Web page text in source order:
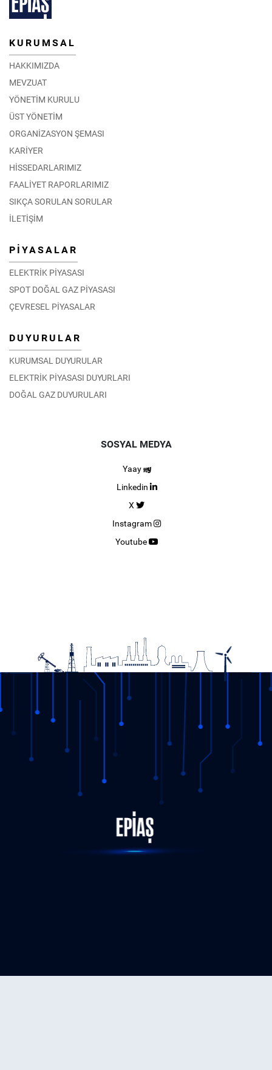
KURUMSAL
HAKKIMIZDA
MEVZUAT
YÖNETİM KURULU
ÜST YÖNETİM
ORGANİZASYON ŞEMASI
KARİYER
HİSSEDARLARIMIZ
FAALİYET RAPORLARIMIZ
SIKÇA SORULAN SORULAR
İLETİŞİM
PİYASALAR
ELEKTRİK PİYASASI
SPOT DOĞAL GAZ PİYASASI
ÇEVRESEL PİYASALAR
DUYURULAR
KURUMSAL DUYURULAR
ELEKTRİK PİYASASI DUYURLARI
DOĞAL GAZ DUYURULARI
SOSYAL MEDYA
Yaay
Linkedin
X
Instagram
Youtube